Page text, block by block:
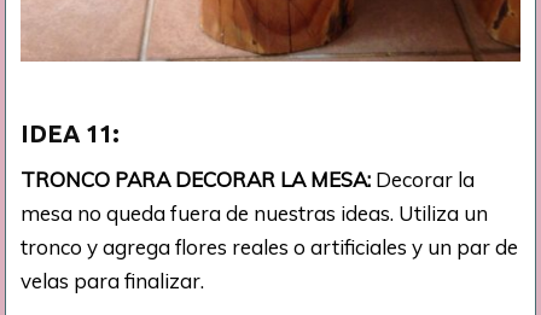
IDEA 11:
TRONCO PARA DECORAR LA MESA: Decorar la
mesa no queda fuera de nuestras ideas. Utiliza un
tronco y agrega flores reales o artificiales y un par de
velas para finalizar.